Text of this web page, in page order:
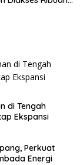
di Tengah
Ekspansi
Perkuat
Energi